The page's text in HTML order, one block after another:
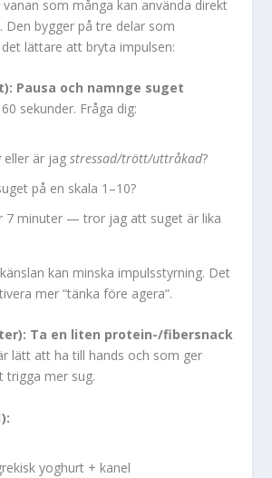
vanan som många kan använda direkt
Den bygger på tre delar som
lättare att bryta impulsen:
Pausa och namnge suget
sekunder. Fråga dig:
eller är jagstressad/trött/uttråkad?
på en skala 1–10?
7 minuter — tror jag att suget är lika
kan minska impulsstyrning. Det
mer “tänka före agera”.
Ta en liten protein-/fibersnack
lätt att ha till hands och som ger
trigga mer sug.
yoghurt + kanel